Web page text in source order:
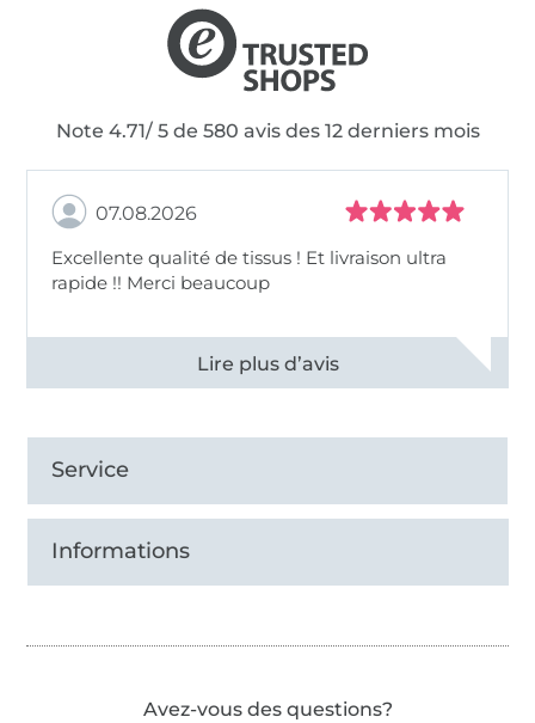
Note 4.71/ 5 de 580 avis des 12 derniers mois
07.08.2026
Excellente qualité de tissus ! Et livraison ultra
rapide !! Merci beaucoup
Voir tous les 11496 commentaires
Service
Informations
Avez-vous des questions?